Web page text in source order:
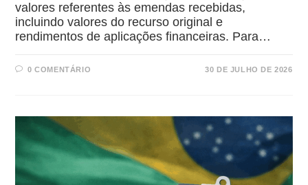
valores referentes às emendas recebidas,
incluindo valores do recurso original e
rendimentos de aplicações financeiras. Para…
0 COMENTÁRIO 30 DE JULHO DE 2026